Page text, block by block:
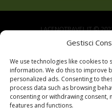
Gestisci
We use technologies like cookies to
information. We do this to improve
personalized ads. Consenting to
process data such as browsing
consenting or withdrawing consent,
features and functions.
LACENOTRAVEL.IT ©
via Alle Mandrie, 83043
Powered byTreeWeb
Contatti |